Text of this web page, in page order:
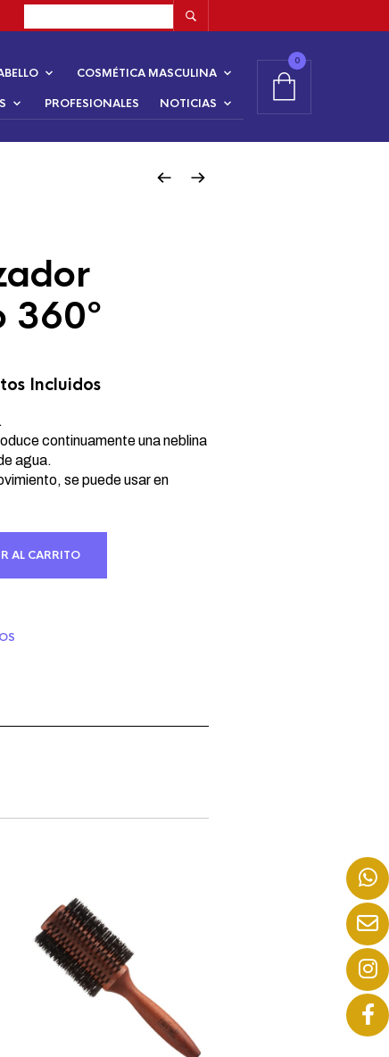
COSMÉTICA MASCULINA
PROFESIONALES NOTICIAS
0
360º
Incluidos
continuamente una neblina
agua.
se puede usar en
AL CARRITO